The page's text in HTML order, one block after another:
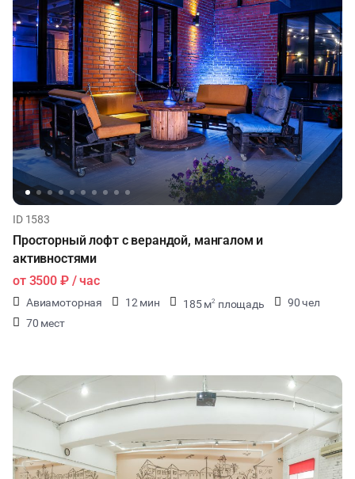
ID 1583
Просторный лофт с верандой, мангалом и
активностями
от 3500 ₽/ час
Авиамоторная 12 мин 185 м2 площадь
90 чел
70 мест